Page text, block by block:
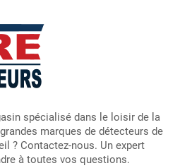
spécialisé dans le loisir de la
marques de détecteurs de
? Contactez-nous. Un expert
à toutes vos questions.